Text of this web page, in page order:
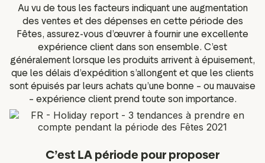
Au vu de tous les facteurs indiquant une augmentation
des ventes et des dépenses en cette période des
Fêtes, assurez-vous d’œuvrer à fournir une excellente
expérience client dans son ensemble. C’est
généralement lorsque les produits arrivent à épuisement,
que les délais d’expédition s’allongent et que les clients
sont épuisés par leurs achats qu’une bonne – ou mauvaise
– expérience client prend toute son importance.
C’est LA période pour proposer